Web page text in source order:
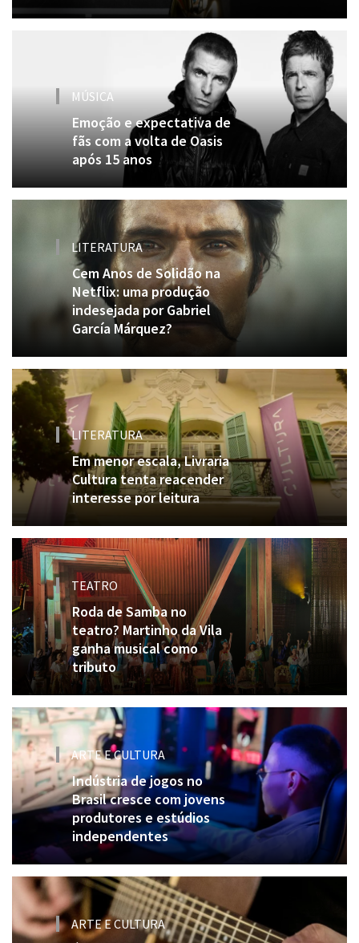
MÚSICA
Emoção e expectativa de
fãs com a volta de Oasis
após 15 anos
LITERATURA
Cem Anos de Solidão na
Netflix: uma produção
indesejada por Gabriel
García Márquez?
LITERATURA
Em menor escala, Livraria
Cultura tenta reacender
interesse por leitura
TEATRO
Roda de Samba no
teatro? Martinho da Vila
ganha musical como
tributo
ARTE E CULTURA
Indústria de jogos no
Brasil cresce com jovens
produtores e estúdios
independentes
ARTE E CULTURA